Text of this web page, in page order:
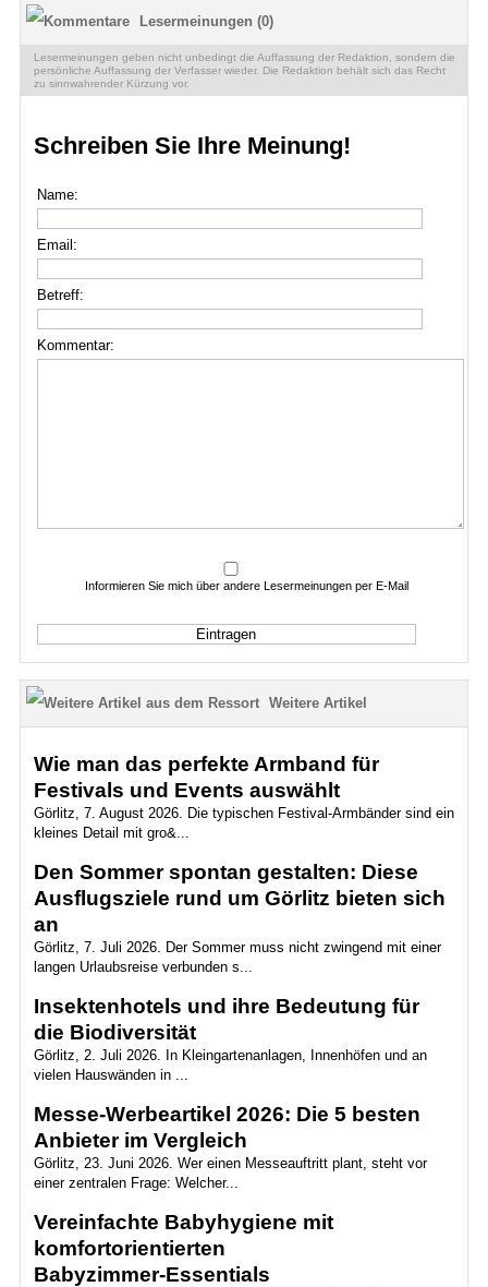
Lesermeinungen (0)
Lesermeinungen geben nicht unbedingt die Auffassung der Redaktion, sondern die
persönliche Auffassung der Verfasser wieder. Die Redaktion behält sich das Recht
zu sinnwahrender Kürzung vor.
Schreiben Sie Ihre Meinung!
Name:
Email:
Betreff:
Kommentar:
Informieren Sie mich über andere Lesermeinungen per E-Mail
Weitere Artikel
Wie man das perfekte Armband für
Festivals und Events auswählt
Görlitz, 7. August 2026. Die typischen Festival-Armbänder sind ein
kleines Detail mit gro&...
Den Sommer spontan gestalten: Diese
Ausflugsziele rund um Görlitz bieten sich
an
Görlitz, 7. Juli 2026. Der Sommer muss nicht zwingend mit einer
langen Urlaubsreise verbunden s...
Insektenhotels und ihre Bedeutung für
die Biodiversität
Görlitz, 2. Juli 2026. In Kleingartenanlagen, Innenhöfen und an
vielen Hauswänden in ...
Messe-Werbeartikel 2026: Die 5 besten
Anbieter im Vergleich
Görlitz, 23. Juni 2026. Wer einen Messeauftritt plant, steht vor
einer zentralen Frage: Welcher...
Vereinfachte Babyhygiene mit
komfortorientierten
Babyzimmer‑Essentials